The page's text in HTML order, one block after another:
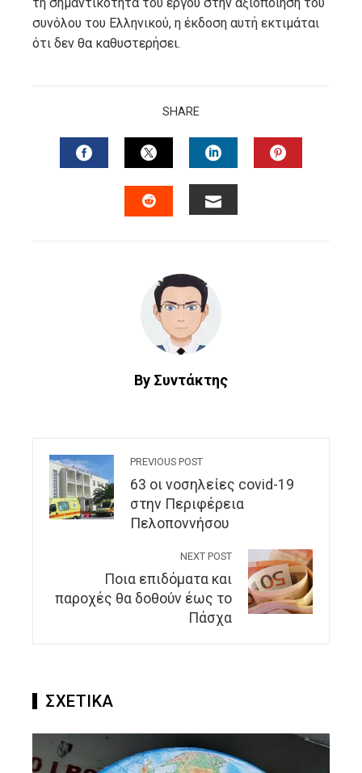
τη σημαντικότητα του έργου στην αξιοποίηση του
συνόλου του Ελληνικού, η έκδοση αυτή εκτιμάται
ότι δεν θα καθυστερήσει.
SHARE
FACEBOOKTWITTERLINKEDIN
By Συντάκτης
PREVIOUS POST
63 οι νοσηλείες covid-19
στην Περιφέρεια
Πελοποννήσου
NEXT POST
Ποια επιδόματα και
παροχές θα δοθούν έως το
Πάσχα
ΣΧΕΤΙΚΑ